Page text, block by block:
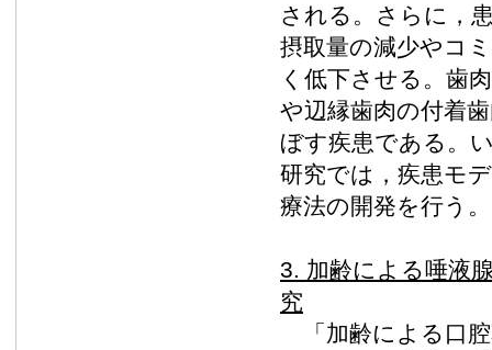
される。さらに，
摂取量の減少やコ
く低下させる。歯
や辺縁歯肉の付着
ぼす疾患である。
研究では，疾患モ
療法の開発を行う。
3. 加齢による唾液
究
「加齢による口